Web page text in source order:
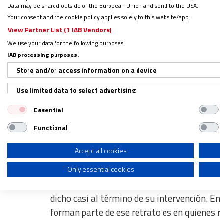
ponencia de Sánchez, en la que la
las que señal que el hombre ha perdido
presentista y la nostalgia de absoluto, el
melancolización, la imposibilidad de
Retrato robot “pesimista” de la
Durante su alocución, en la que ha hecho
creciente debate sobre la maternidad
parecerlo y la condena a la rueda de ver y
hablando de una mutación antropológica.
“Soy consciente de que el retrato robot
dicho casi al término de su intervención.
forman parte de ese retrato es en quienes
Data may be shared outside of the European Union and send to the USA.
Your consent and the cookie policy applies solely to this website/app.
View Partner List (1 IAB Vendors)
We use your data for the following purposes:
IAB processing purposes:
Store and/or access information on a device
Use limited data to select advertising
Create profiles for personalised advertising
Use profiles to select personalised advertising
Create profiles to personalise content
Use profiles to select personalised content
Measure content performance
Essential
Functional
Accept all cookies
Only essential cookies